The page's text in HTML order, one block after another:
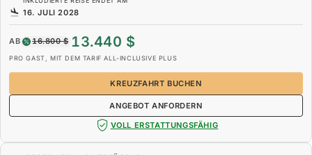
16. JULI 2028
AB 16.800 $ 13.440 $
PRO GAST, MIT DEM TARIF ALL-INCLUSIVE PLUS
KREUZFAHRT BUCHEN
ANGEBOT ANFORDERN
VOLL ERSTATTUNGSFÄHIG